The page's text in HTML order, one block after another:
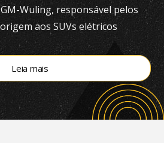
Wuling, responsável pelos
aos SUVs elétricos
no Brasil
Leia mais